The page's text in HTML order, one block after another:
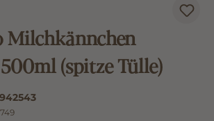
Milchkännchen
(spitze Tülle)